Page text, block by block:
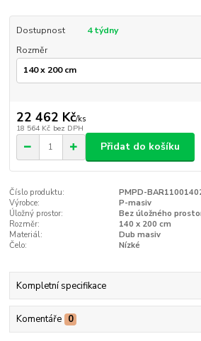
Dostupnost
4 týdny
Rozměr
22 462 Kč/ks
18 564 Kč bez DPH
Přidat do košíku
Číslo produktu:
PMPD-
Výrobce:
P-masiv
Úložný prostor:
Bez úložného
Rozměr:
140 x 200 cm
Materiál:
Dub masiv
Čelo:
Nízké
Kompletní specifikace
Komentáře 0